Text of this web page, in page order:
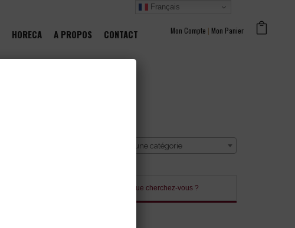
Mon Compte | Mon Panier
HORECA A PROPOS CONTACT
Sélectionner une catégorie
Français